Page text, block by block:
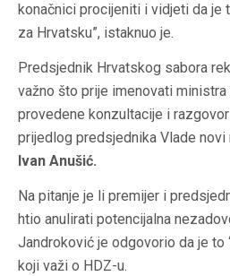
konačnici procijeniti i vidjeti da je
za Hrvatsku”, istaknuo je.
Predsjednik Hrvatskog sabora
važno što prije imenovati
provedene konzultacije i
prijedlog predsjednika Vlade
Ivan Anušić.
Na pitanje je li premijer i
htio anulirati potencijalna
Jandroković je odgovorio da je to
koji važi o HDZ-u.